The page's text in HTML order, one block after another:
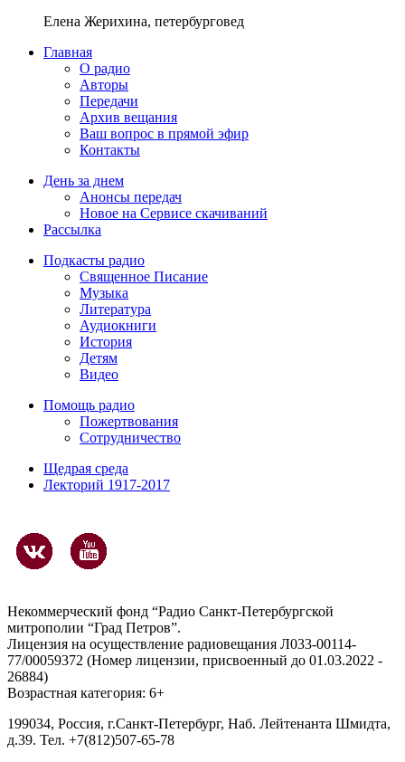
Елена Жерихина, петербурговед
Главная
О радио
Авторы
Передачи
Архив вещания
Ваш вопрос в прямой эфир
Контакты
День за днем
Анонсы передач
Новое на Сервисе скачиваний
Рассылка
Подкасты радио
Священное Писание
Музыка
Литература
Аудиокниги
История
Детям
Видео
Помощь радио
Пожертвования
Сотрудничество
Щедрая среда
Лекторий 1917-2017
Некоммерческий фонд “Радио Санкт-Петербургской
митрополии “Град Петров”.
Лицензия на осуществление радиовещания Л033-00114-
77/00059372 (Номер лицензии, присвоенный до 01.03.2022 -
26884)
Возрастная категория: 6+
199034, Россия, г.Санкт-Петербург, Наб. Лейтенанта Шмидта,
д.39. Тел. +7(812)507-65-78